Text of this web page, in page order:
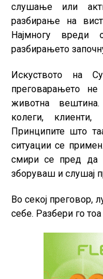
слушање или
разбирање на
Најмногу вреди
разбирањето
Искуството на
преговарањето
животна
колеги,
Принципите што
ситуации се
смири се пред да
зборуваш и слушај
Во секој преговор,
себе. Разбери го